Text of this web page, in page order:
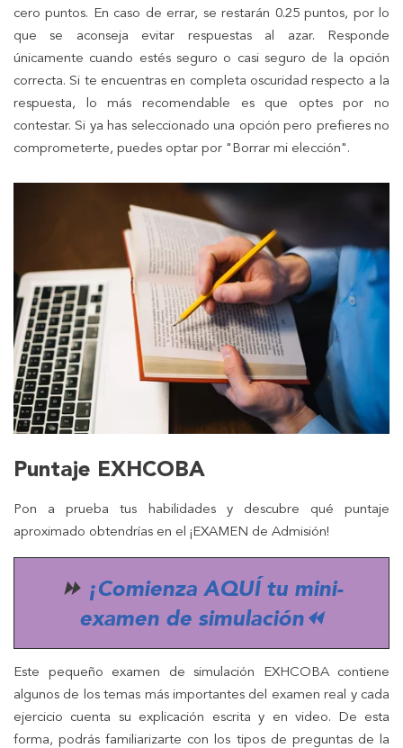
cero puntos. En caso de errar, se restarán 0.25 puntos, por lo
que se aconseja evitar respuestas al azar. Responde
únicamente cuando estés seguro o casi seguro de la opción
correcta. Si te encuentras en completa oscuridad respecto a la
respuesta, lo más recomendable es que optes por no
contestar. Si ya has seleccionado una opción pero prefieres no
comprometerte, puedes optar por "Borrar mi elección".
Puntaje EXHCOBA
Pon a prueba tus habilidades y descubre qué puntaje
aproximado obtendrías en el ¡EXAMEN de Admisión!
⏩¡Comienza AQUÍ tu mini-
examen de simulación⏪
Este pequeño examen de simulación EXHCOBA contiene
algunos de los temas más importantes del examen real y cada
ejercicio cuenta su explicación escrita y en video. De esta
forma, podrás familiarizarte con los tipos de preguntas de la